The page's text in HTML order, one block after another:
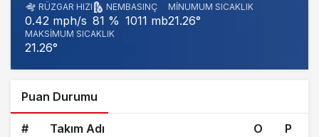
RÜZGAR HIZI
0.42 mph/s
NEM
81 %
BASINÇ
1011 mb
MINUMUM SICAKLIK
21.26°
MAKSIMUM SICAKLIK
21.26°
Puan Durumu
# Takım Adı O P